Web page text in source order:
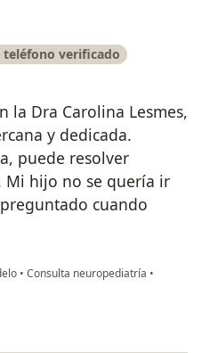
teléfono verificado
la Dra Carolina Lesmes,
y dedicada.
puede resolver
Mi hijo no se quería ir
cuando
• Consulta neuropediatría •